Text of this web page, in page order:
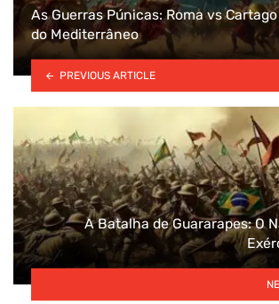
As Guerras Púnicas: Roma vs
do Mediterrâneo
PREVIOUS ARTICLE
A Batalha de Guararapes: O